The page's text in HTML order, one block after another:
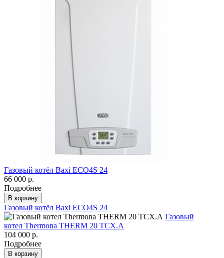
Газовый котёл Baxi ECO4S 24
66 000 р.
Подробнее
В корзину
Газовый котёл Baxi ECO4S 24
Газовый
котел Thermona THERM 20 TCX.A
104 000 р.
Подробнее
В корзину